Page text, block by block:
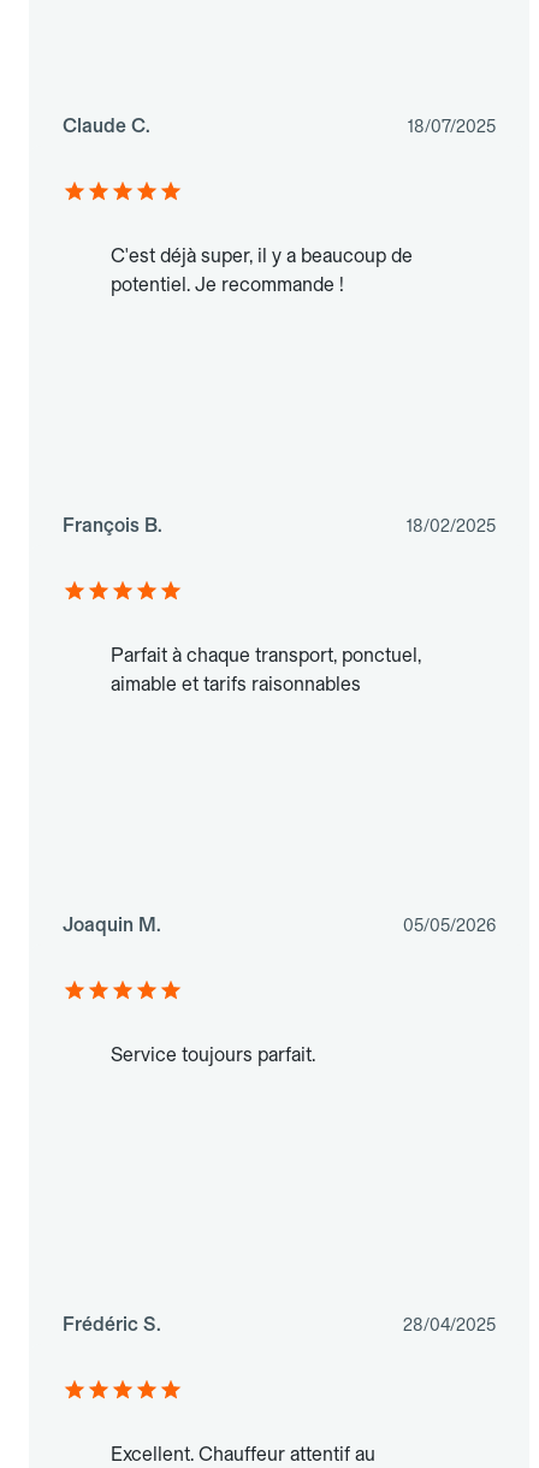
Claude C. 18/07/2025
C'est déjà super, il y a beaucoup de
potentiel. Je recommande !
François B. 18/02/2025
Parfait à chaque transport, ponctuel,
aimable et tarifs raisonnables
Joaquin M. 05/05/2026
Service toujours parfait.
Frédéric S. 28/04/2025
Excellent. Chauffeur attentif au